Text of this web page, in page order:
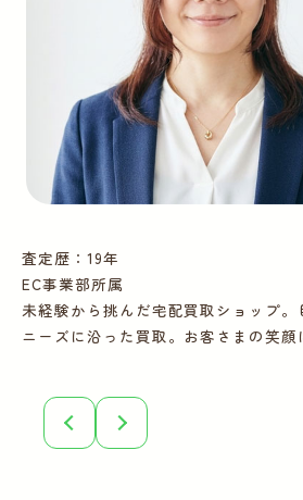
査定歴：19年
EC事業部所属
未経験から挑んだ宅配買取ショップ
ニーズに沿った買取。お客さまの笑顔